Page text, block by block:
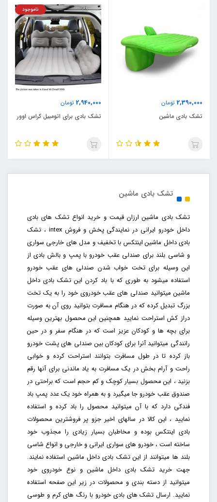
2,390,000 تومان
تشک بادی ماشین
2,940,000 تومان
ناموجود
تشک بادی برای اتومبیل کراس اوور
تشک بادی ماشین
تشک بادی ماشین ارزان قیمت و خرید انواع تشک های بادی
داخل خودرو ایرانی در نمایندگی پخش و فروش intex ، تشک
بادی داخل ماشین اینتکس با تخفیف و مدل های خارجی سواری
و شاسی بلند برای صندلی عقب خودرو با پمپ و بالش بادی از
این وسیله برای تخت خواب شدن صندلی های عقب خودرو
استفاده میشود به طوری که با باد کردن این تشک بادی داخل
ماشین میتوانید صندلی های عقب خودروی خود را به یک تخت
بزرگ تبدیل کرده که در هنگام مسافرت بتوانید روی آن به صورت
دراز کش استراحت نمایید همچنین این محصول بهترین وسیله
برای بچه ها و کودکان عزیز است که در هنگام سفر و در حین
رانندگی میتوانید آنرا برای کودکان بین صندلی های پشت خودرو
باز کرده تا در طول مسافرت بتوانند استراحت کرده و خوابی
راحت و آرام بخش در یک مسافرت به یاد ماندنی برای آنها رقم
بزنید ، این محصول بسیار کوچک و کم حجم است که براحتی در
صندوق عقب خودرو جا میگیرد و به همراه خود یک عدد پمپ باد
فندکی دارد که با آن میتوانید محصول را باد کرده و استفاده
نمایید ، این کالا در سالهای اخیر جزو پر فروشترین محصولات
بادی اینتکس بوده و مخاطبان بسیار زیادی را مجذوب خود
ساخته است ، خودرو های سواری ایرانی و خارجی و انواع شاسی
بلند ها میتوانند از این تشک بادی داخل ماشین استفاده نمایند.
جهت خرید تشک بادی داخل ماشین و نوع خودروی خود
میتوانید از دسته بندی و محصولات در زیر این صفحه استفاده
نمایید. ارسال تشک های بادی خودرو با رنگ های کرم و طوسی